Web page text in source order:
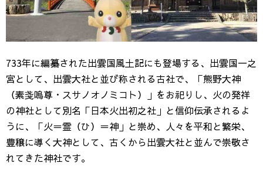
733年に編纂された出雲国風土記にも登場する、出雲国一之
宮として、出雲大社と並び称される古社で、「熊野大神
（素戔嗚尊・スサノオノミコト）」をお祀りし、火の発祥
の神社として別名「日本火出初之社」と信仰伝承されるよ
うに、「火＝霊（ひ）＝神」と崇め、人々を平和と繁栄、
豊穣に導く大神として、古くから出雲大社と並んで崇敬さ
れてきた神社です。